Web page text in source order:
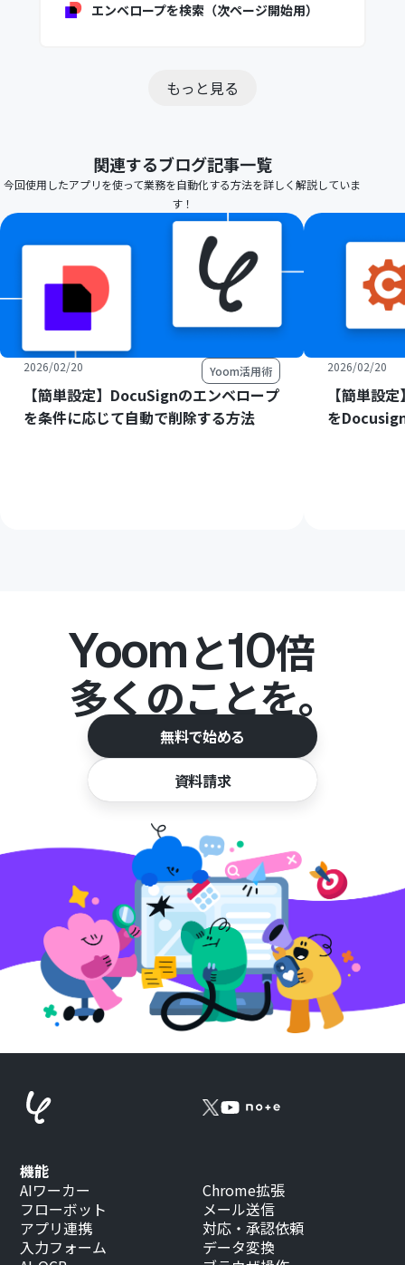
エンベロープを検索（次ページ開始用）
もっと見る
関連するブログ記事一覧
今回使用したアプリを使って業務を自動化する方法を詳しく解説していま
す！
2026/02/20 Yoom活用術
【簡単設定】DocuSignのエンベロープ
を条件に応じて自動で削除する方法
2026/02/20
【簡単設
を
Yoomと10倍
多くのことを。
無料で始める
資料請求
機能
AIワーカー
フローボット
アプリ連携
入力フォーム
Chrome拡張
メール送信
対応・承認依頼
データ変換